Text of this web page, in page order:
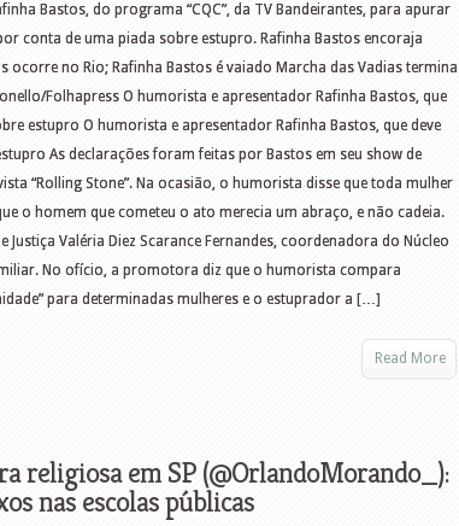
Bastos, do programa “CQC”, da TV Bandeirantes, para apurar
conta de uma piada sobre estupro. Rafinha Bastos encoraja
ocorre no Rio; Rafinha Bastos é vaiado Marcha das Vadias termina
Folhapress O humorista e apresentador Rafinha Bastos, que
estupro O humorista e apresentador Rafinha Bastos, que deve
As declarações foram feitas por Bastos em seu show de
“Rolling Stone”. Na ocasião, o humorista disse que toda mulher
o homem que cometeu o ato merecia um abraço, e não cadeia.
Valéria Diez Scarance Fernandes, coordenadora do Núcleo
No ofício, a promotora diz que o humorista compara
para determinadas mulheres e o estuprador a […]
Read More
religiosa em SP (@OrlandoMorando_):
nas escolas públicas